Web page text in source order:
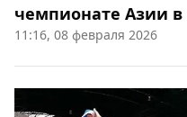
чемпионате Азии в
11:16, 08 февраля 2026